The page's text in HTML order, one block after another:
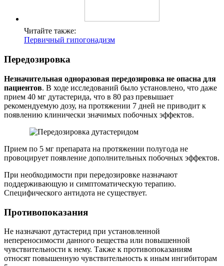
Читайте также:
Первичный гипогонадизм
Передозировка
Незначительная одноразовая передозировка не опасна для
пациентов. В ходе исследований было установлено, что даже
прием 40 мг дутастерида, что в 80 раз превышает
рекомендуемую дозу, на протяжении 7 дней не приводит к
появлению клинически значимых побочных эффектов.
Прием по 5 мг препарата на протяжении полугода не
провоцирует появление дополнительных побочных эффектов.
При необходимости при передозировке назначают
поддерживающую и симптоматическую терапию.
Специфического антидота не существует.
Противопоказания
Не назначают дутастерид при установленной
непереносимости данного вещества или повышенной
чувствительности к нему. Также к противопоказаниям
относят повышенную чувствительность к иным ингибиторам